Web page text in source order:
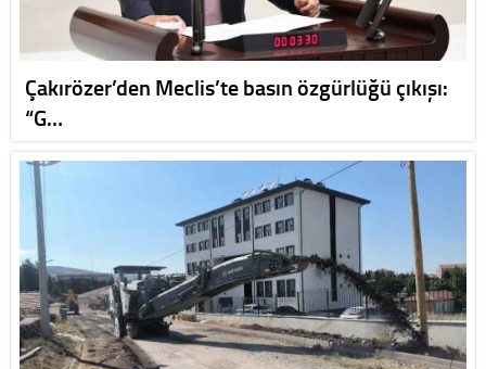
Çakırözer’den Meclis’te basın özgürlüğü çıkışı:
“G…